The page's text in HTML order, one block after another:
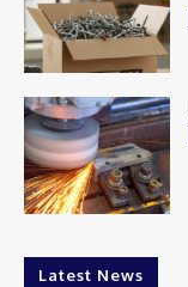
Latest News